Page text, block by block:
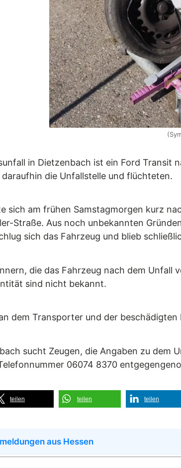
in Dietzenbach ist ein Ford Transit
daraufhin die Unfallstelle und flüchteten.
sich am frühen Samstagmorgen kurz
Straße. Aus noch unbekannten
sich das Fahrzeug und blieb
die das Fahrzeug nach dem Unfall
sind nicht bekannt.
dem Transporter und der
sucht Zeugen, die Angaben zu
06074 8370
teilen teilen teilen
aus Hessen